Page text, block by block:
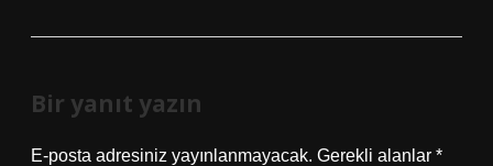
Bir yanıt yazın
E-posta adresiniz yayınlanmayacak. Gerekli alanlar *